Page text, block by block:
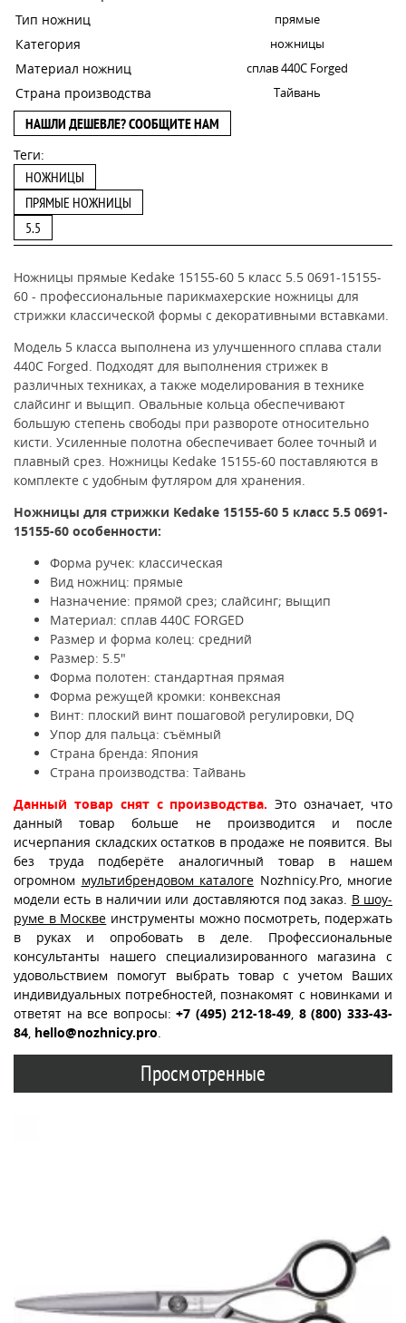
Тип ножниц прямые
Категория ножницы
Материал ножниц сплав 440C Forged
Страна производства Тайвань
НАШЛИ ДЕШЕВЛЕ? СООБЩИТЕ НАМ
Теги:
НОЖНИЦЫ
ПРЯМЫЕ НОЖНИЦЫ
5.5
Ножницы прямые Kedake 15155-60 5 класс 5.5 0691-15155-
60 - профессиональные парикмахерские ножницы для
стрижки классической формы с декоративными вставками.
Модель 5 класса выполнена из улучшенного сплава стали
440С Forged. Подходят для выполнения стрижек в
различных техниках, а также моделирования в технике
слайсинг и выщип. Овальные кольца обеспечивают
большую степень свободы при развороте относительно
кисти. Усиленные полотна обеспечивает более точный и
плавный срез. Ножницы Kedake 15155-60 поставляются в
комплекте с удобным футляром для хранения.
Ножницы для стрижки Kedake 15155-60 5 класс 5.5 0691-
15155-60 особенности:
Форма ручек: классическая
Вид ножниц: прямые
Назначение: прямой срез; слайсинг; выщип
Материал: сплав 440C FORGED
Размер и форма колец: средний
Размер: 5.5"
Форма полотен: стандартная прямая
Форма режущей кромки: конвексная
Винт: плоский винт пошаговой регулировки, DQ
Упор для пальца: съёмный
Страна бренда: Япония
Страна производства: Тайвань
Данный товар снят с производства. Это означает, что
данный товар больше не производится и после
исчерпания складских остатков в продаже не появится. Вы
без труда подберёте аналогичный товар в нашем
огромном мультибрендовом каталоге Nozhnicy.Pro, многие
модели есть в наличии или доставляются под заказ. В шоу-
руме в Москве инструменты можно посмотреть, подержать
в руках и опробовать в деле. Профессиональные
консультанты нашего специализированного магазина с
удовольствием помогут выбрать товар с учетом Ваших
индивидуальных потребностей, познакомят с новинками и
ответят на все вопросы:+7 (495) 212-18-49 8 (800) 333-43-
84 hello@nozhnicy.pro
Просмотренные